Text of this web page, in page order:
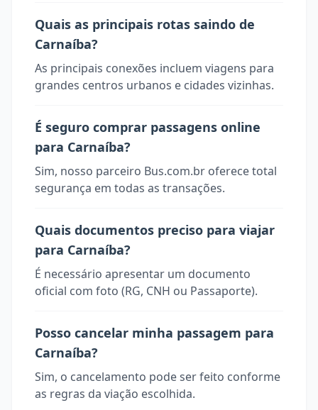
Quais as principais rotas saindo de
Carnaíba?
As principais conexões incluem viagens para
grandes centros urbanos e cidades vizinhas.
É seguro comprar passagens online
para Carnaíba?
Sim, nosso parceiro Bus.com.br oferece total
segurança em todas as transações.
Quais documentos preciso para viajar
para Carnaíba?
É necessário apresentar um documento
oficial com foto (RG, CNH ou Passaporte).
Posso cancelar minha passagem para
Carnaíba?
Sim, o cancelamento pode ser feito conforme
as regras da viação escolhida.